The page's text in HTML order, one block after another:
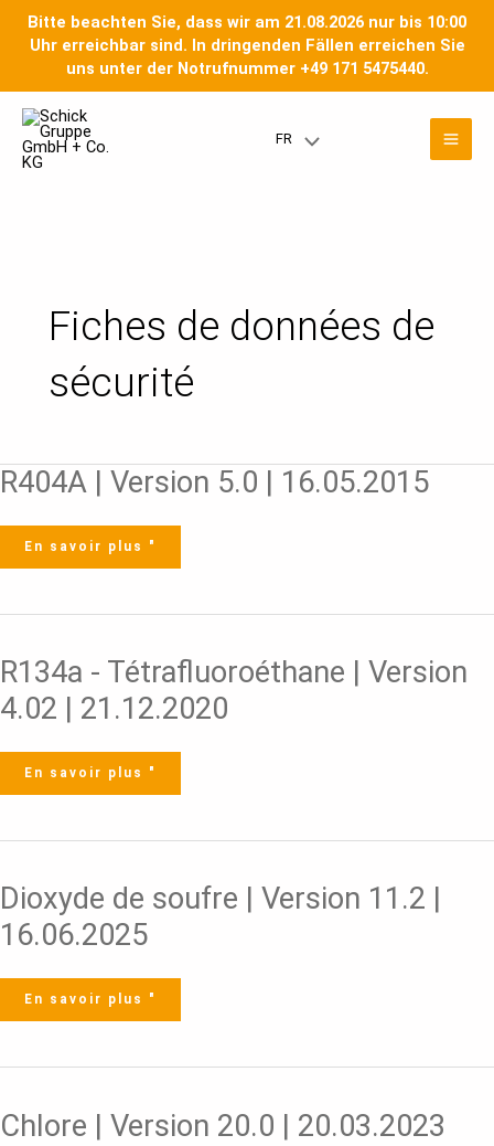
Bitte beachten Sie, dass wir am 21.08.2026 nur bis 10:00
Uhr erreichbar sind. In dringenden Fällen erreichen Sie
uns unter der Notrufnummer +49 171 5475440.
content
FRMenu
Fiches de données de
sécurité
R404A | Version 5.0 | 16.05.2015
R404A
|
Version
16.05.2015
En savoir plus "
R134a - Tétrafluoroéthane | Version
4.02 | 21.12.2020
R134a
Tétrafluoroéthane
|
Version
4.02
En savoir plus "
Dioxyde de soufre | Version 11.2 |
16.06.2025
Dioxyde
de
soufre
|
Version
11.2
En savoir plus "
Chlore | Version 20.0 | 20.03.2023
Chlore
|
Version
d’article